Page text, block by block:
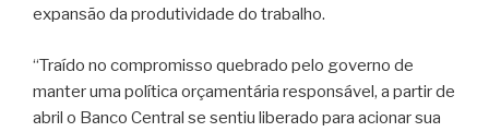
expansão da produtividade do trabalho.
“Traído no compromisso quebrado pelo governo de
manter uma política orçamentária responsável, a partir de
abril o Banco Central se sentiu liberado para acionar sua